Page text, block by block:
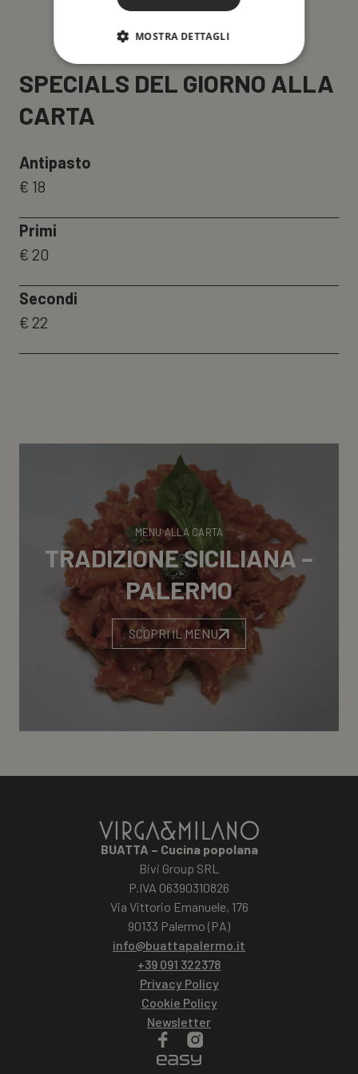
PRENOTA LA DEGUSTAZIONE
SPECIALS DEL GIORNO ALLA
CARTA
Antipasto
€ 18
Primi
€ 20
Secondi
€ 22
MENU ALLA CARTA
TRADIZIONE SICILIANA –
PALERMO
SCOPRI IL MENU
BUATTA – Cucina popolana
Bivi Group SRL
P.IVA 06390310826
Via Vittorio Emanuele, 176
90133 Palermo (PA)
info@buattapalermo.it
+39 091 322378
Privacy Policy
Cookie Policy
Newsletter
MOSTRA DETTAGLI